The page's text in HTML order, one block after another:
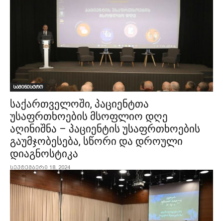
სამინისტრო
საქართველოში, პაციენტთა
უსაფრთხოების მსოფლიო დღე
აღინიშნა – პაციენტის უსაფრთხოების
გაუმჯობესება, სწორი და დროული
დიაგნოსტიკა
სექტემბერი 18, 2024